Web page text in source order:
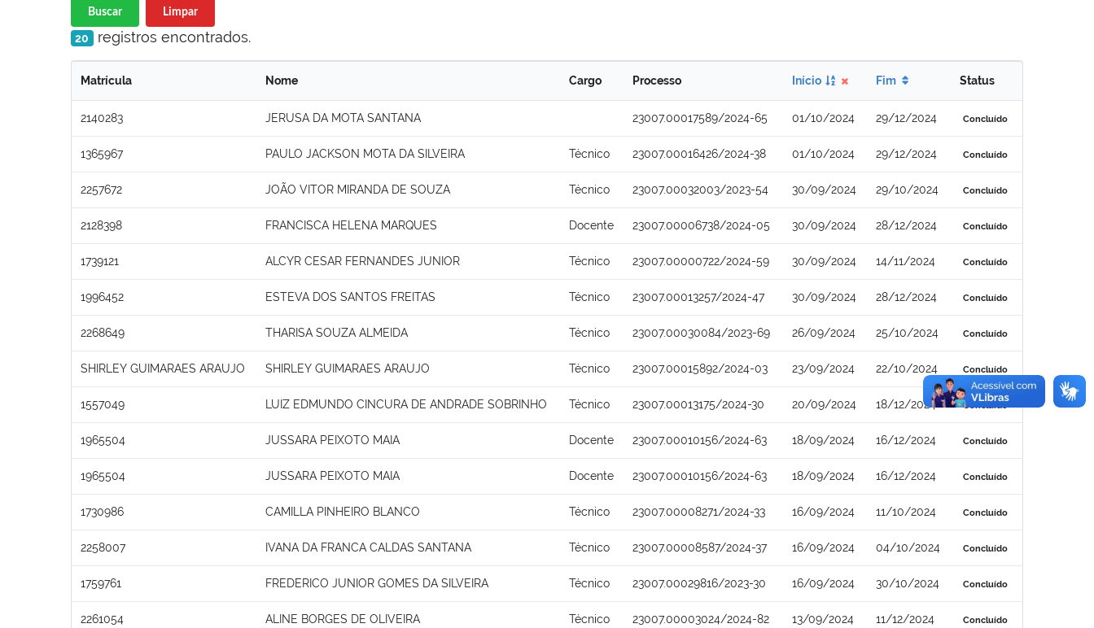
Buscar Limpar
20 registros encontrados.
Matrícula Nome Cargo Processo Início Fim Status
2140283 JERUSA DA MOTA SANTANA 23007.00017589/2024-65 01/10/2024 29/12/2024 Concluído
1365967 PAULO JACKSON MOTA DA SILVEIRA Técnico 23007.00016426/2024-38 01/10/2024 29/12/2024 Concluído
2257672 JOÃO VITOR MIRANDA DE SOUZA Técnico 23007.00032003/2023-54 30/09/2024 29/10/2024 Concluído
2128398 FRANCISCA HELENA MARQUES Docente 23007.00006738/2024-05 30/09/2024 28/12/2024 Concluído
1739121 ALCYR CESAR FERNANDES JUNIOR Técnico 23007.00000722/2024-59 30/09/2024 14/11/2024 Concluído
1996452 ESTEVA DOS SANTOS FREITAS Técnico 23007.00013257/2024-47 30/09/2024 28/12/2024 Concluído
2268649 THARISA SOUZA ALMEIDA Técnico 23007.00030084/2023-69 26/09/2024 25/10/2024 Concluído
SHIRLEY GUIMARAES ARAUJO SHIRLEY GUIMARAES ARAUJO Técnico 23007.00015892/2024-03 23/09/2024 22/10/2024 Concluído
1557049 LUIZ EDMUNDO CINCURA DE ANDRADE SOBRINHO Técnico 23007.00013175/2024-30 20/09/2024 18/12/2024 Concluído
1965504 JUSSARA PEIXOTO MAIA Docente 23007.00010156/2024-63 18/09/2024 16/12/2024 Concluído
1965504 JUSSARA PEIXOTO MAIA Docente 23007.00010156/2024-63 18/09/2024 16/12/2024 Concluído
1730986 CAMILLA PINHEIRO BLANCO Técnico 23007.00008271/2024-33 16/09/2024 11/10/2024 Concluído
2258007 IVANA DA FRANCA CALDAS SANTANA Técnico 23007.00008587/2024-37 16/09/2024 04/10/2024 Concluído
1759761 FREDERICO JUNIOR GOMES DA SILVEIRA Técnico 23007.00029816/2023-30 16/09/2024 30/10/2024 Concluído
2261054 ALINE BORGES DE OLIVEIRA Técnico 23007.00003024/2024-82 13/09/2024 11/12/2024 Concluído